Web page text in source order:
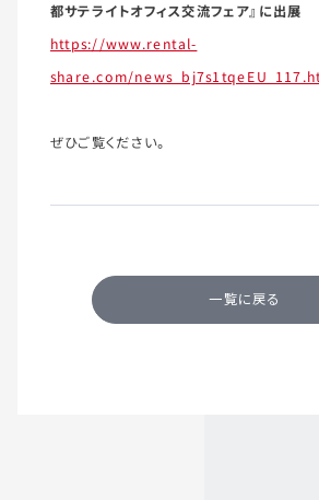
都サテライトオフィス交流フェア』に出展
https://www.rental-
share.com/
ぜひご覧ください。
一覧に戻る